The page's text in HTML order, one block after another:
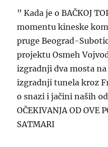
” Kada je o BAČKOJ
momentu kineske
pruge Beograd-
projektu Osmeh
izgradnji dva mosta
izgradnji tunela kroz
o snazi i jačini naših
OČEKIVANJA OD OVE
SATMARI